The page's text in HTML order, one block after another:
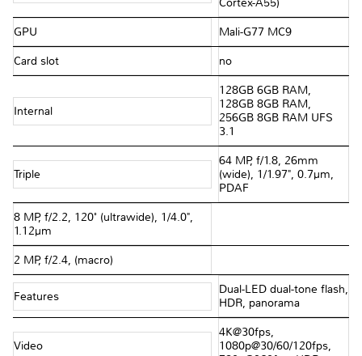
Cortex-A55)
GPU Mali-G77 MC9
Card slot no
Internal
128GB 6GB RAM,
128GB 8GB RAM,
256GB 8GB RAM UFS
3.1
Triple
64 MP, f/1.8, 26mm
(wide), 1/1.97", 0.7µm,
PDAF
8 MP, f/2.2, 120˚ (ultrawide), 1/4.0",
1.12µm
2 MP, f/2.4, (macro)
Features
Dual-LED dual-tone flash,
HDR, panorama
Video
4K@30fps,
1080p@30/60/120fps,